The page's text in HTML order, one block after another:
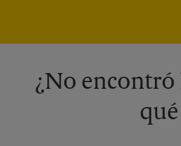
¿No encontró